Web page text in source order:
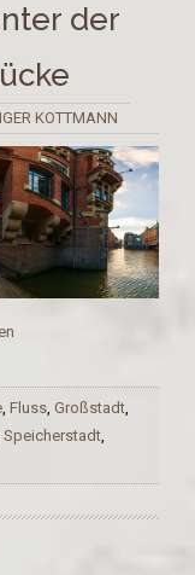
der
KOTTMANN
, Fluss, Großstadt,
Speicherstadt